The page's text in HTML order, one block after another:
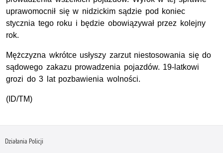
uprawomocnił się w nidzickim sądzie pod koniec
stycznia tego roku i będzie obowiązywał przez kolejny
rok.
Mężczyzna wkrótce usłyszy zarzut niestosowania się do
sądowego zakazu prowadzenia pojazdów. 19-latkowi
grozi do 3 lat pozbawienia wolności.
(ID/TM)
Działania Policji